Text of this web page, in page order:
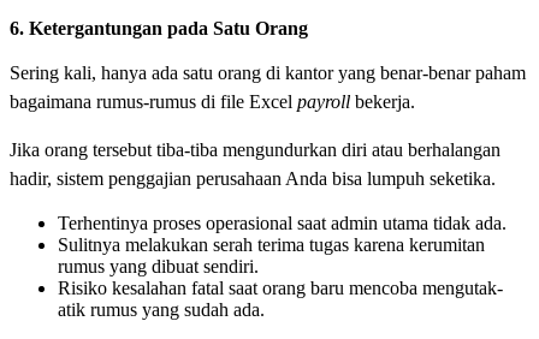
6. Ketergantungan pada Satu Orang
Sering kali, hanya ada satu orang di kantor yang benar-benar paham
bagaimana rumus-rumus di file Excel payroll bekerja.
Jika orang tersebut tiba-tiba mengundurkan diri atau berhalangan
hadir, sistem penggajian perusahaan Anda bisa lumpuh seketika.
Terhentinya proses operasional saat admin utama tidak ada.
Sulitnya melakukan serah terima tugas karena kerumitan
rumus yang dibuat sendiri.
Risiko kesalahan fatal saat orang baru mencoba mengutak-
atik rumus yang sudah ada.